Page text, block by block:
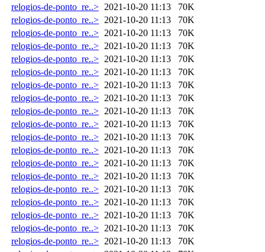
relogios-de-ponto_re..> 2021-10-20 11:13
70K
relogios-de-ponto_re..> 2021-10-20 11:13
70K
relogios-de-ponto_re..> 2021-10-20 11:13
70K
relogios-de-ponto_re..> 2021-10-20 11:13
70K
relogios-de-ponto_re..> 2021-10-20 11:13
70K
relogios-de-ponto_re..> 2021-10-20 11:13
70K
relogios-de-ponto_re..> 2021-10-20 11:13
70K
relogios-de-ponto_re..> 2021-10-20 11:13
70K
relogios-de-ponto_re..> 2021-10-20 11:13
70K
relogios-de-ponto_re..> 2021-10-20 11:13
70K
relogios-de-ponto_re..> 2021-10-20 11:13
70K
relogios-de-ponto_re..> 2021-10-20 11:13
70K
relogios-de-ponto_re..> 2021-10-20 11:13
70K
relogios-de-ponto_re..> 2021-10-20 11:13
70K
relogios-de-ponto_re..> 2021-10-20 11:13
70K
relogios-de-ponto_re..> 2021-10-20 11:13
70K
relogios-de-ponto_re..> 2021-10-20 11:13
70K
relogios-de-ponto_re..> 2021-10-20 11:13
70K
relogios-de-ponto_re..> 2021-10-20 11:13
70K